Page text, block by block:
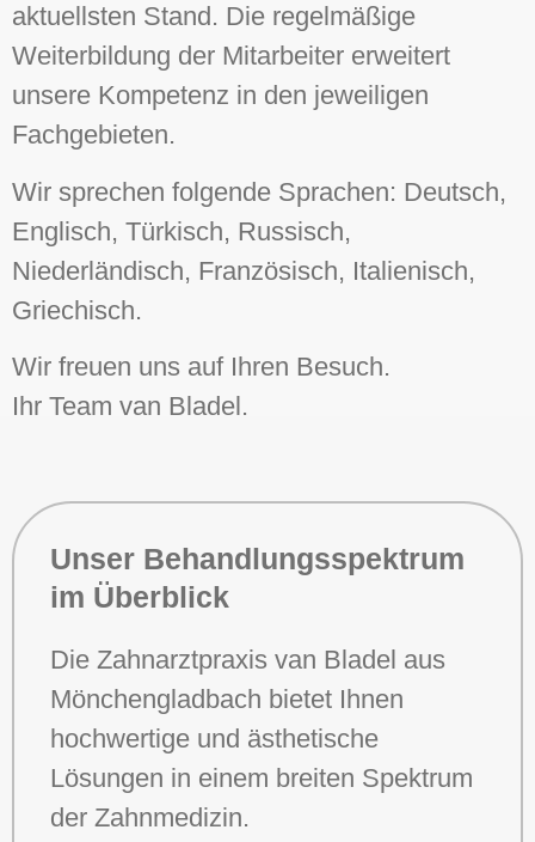
aktuellsten Stand. Die regelmäßige
Weiterbildung der Mitarbeiter erweitert
unsere Kompetenz in den jeweiligen
Fachgebieten.
Wir sprechen folgende Sprachen: Deutsch,
Englisch, Türkisch, Russisch,
Niederländisch, Französisch, Italienisch,
Griechisch.
Wir freuen uns auf Ihren Besuch.
Ihr Team van Bladel.
Unser Behandlungsspektrum
im Überblick
Die Zahnarztpraxis van Bladel aus
Mönchengladbach bietet Ihnen
hochwertige und ästhetische
Lösungen in einem breiten Spektrum
der Zahnmedizin.